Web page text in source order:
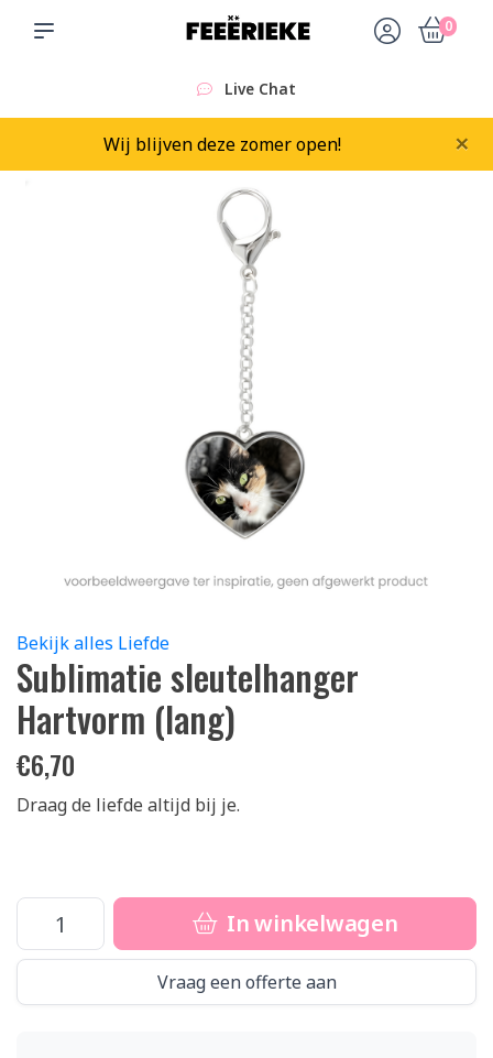
0
Live Chat
Wij blijven deze zomer open! ×
Bekijk alles Liefde
Sublimatie sleutelhanger
Hartvorm (lang)
€6,70
Draag de liefde altijd bij je.
In winkelwagen
Vraag een offerte aan